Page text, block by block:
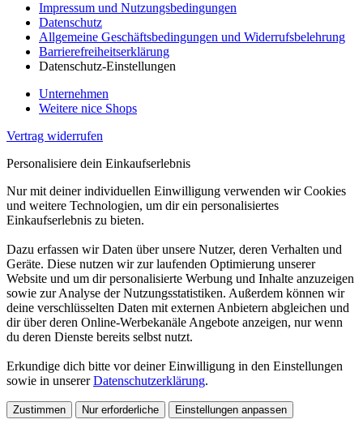
Impressum und Nutzungsbedingungen
Datenschutz
Allgemeine Geschäftsbedingungen und Widerrufsbelehrung
Barrierefreiheitserklärung
Datenschutz-Einstellungen
Unternehmen
Weitere nice Shops
Vertrag widerrufen
Personalisiere dein Einkaufserlebnis
Nur mit deiner individuellen Einwilligung verwenden wir Cookies
und weitere Technologien, um dir ein personalisiertes
Einkaufserlebnis zu bieten.
Dazu erfassen wir Daten über unsere Nutzer, deren Verhalten und
Geräte. Diese nutzen wir zur laufenden Optimierung unserer
Website und um dir personalisierte Werbung und Inhalte anzuzeigen
sowie zur Analyse der Nutzungsstatistiken. Außerdem können wir
deine verschlüsselten Daten mit externen Anbietern abgleichen und
dir über deren Online-Werbekanäle Angebote anzeigen, nur wenn
du deren Dienste bereits selbst nutzt.
Erkundige dich bitte vor deiner Einwilligung in den Einstellungen
sowie in unsererDatenschutzerklärung.
Zustimmen Nur erforderliche Einstellungen anpassen